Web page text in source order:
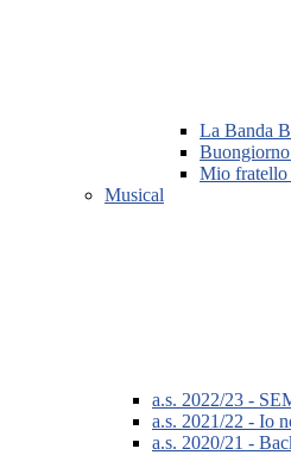
La Banda
Mio
Musical
a.s. 2022/23 -
a.s. 2021/22 - Io
a.s. 2020/21 -